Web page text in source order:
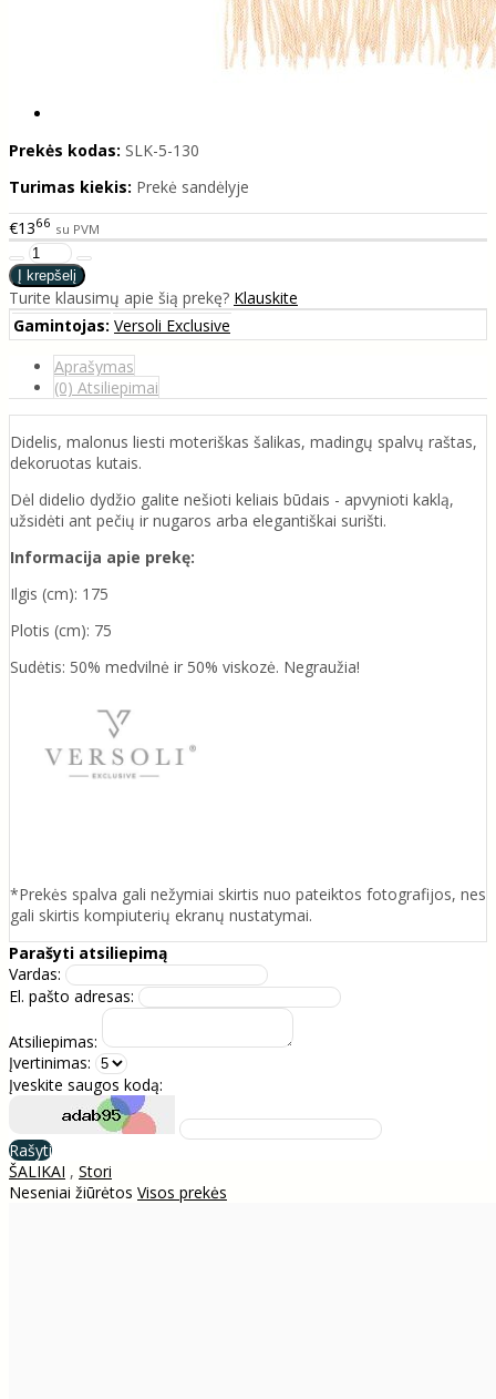
Prekės kodas: SLK-5-130
Turimas kiekis: Prekė sandėlyje
€1366 su PVM
Turite klausimų apie šią prekę? Klauskite
Gamintojas: Versoli Exclusive
Aprašymas
(0) Atsiliepimai
Didelis, malonus liesti moteriškas šalikas, madingų spalvų raštas,
dekoruotas kutais.
Dėl didelio dydžio galite nešioti keliais būdais - apvynioti kaklą,
užsidėti ant pečių ir nugaros arba elegantiškai surišti.
Informacija apie prekę:
Ilgis (cm): 175
Plotis (cm): 75
Sudėtis: 50% medvilnė ir 50% viskozė. Negraužia!
*Prekės spalva gali nežymiai skirtis nuo pateiktos fotografijos, nes
gali skirtis kompiuterių ekranų nustatymai.
Parašyti atsiliepimą
Vardas:
El. pašto adresas:
Atsiliepimas:
Įvertinimas:
Įveskite saugos kodą:
Rašyti
ŠALIKAI , Stori
Neseniai žiūrėtos Visos prekės